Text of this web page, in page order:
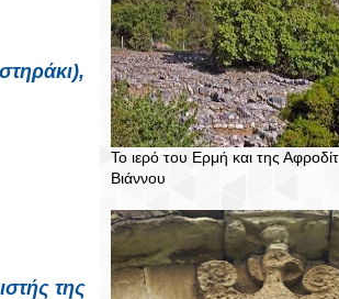
της
Το ιερό του Ερμή και της
Βιάννου